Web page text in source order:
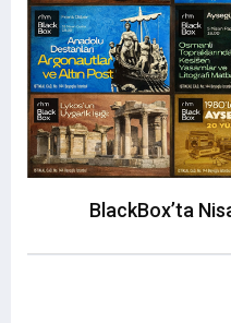
BlackBox’ta